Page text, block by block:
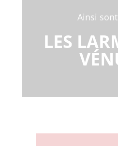
Ainsi
LES